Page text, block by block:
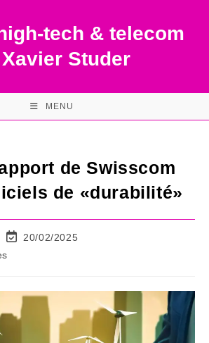
tech & telecom
Studer
MENU
de Swisscom
de «durabilité»
Dernière
publication :
20/02/2025